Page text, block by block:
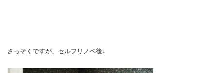
さっそくですが、セルフリノベ後↓